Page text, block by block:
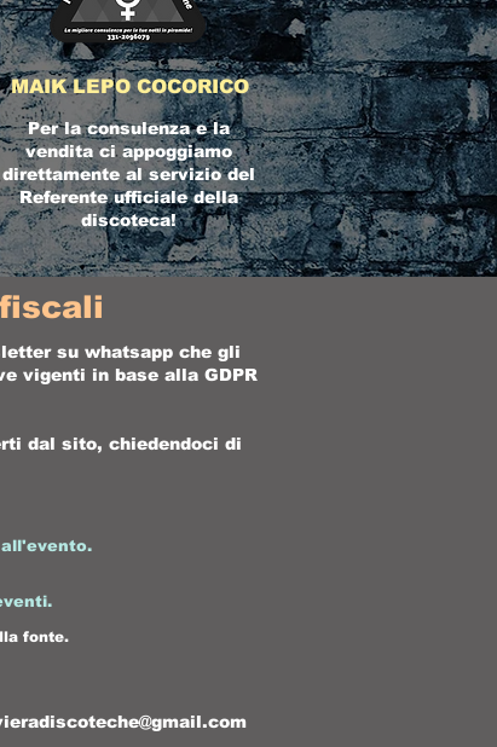
MAIK LEPO COCORICO
Per la consulenza e la
vendita ci appoggiamo
direttamente al servizio del
Referente ufficiale della
discoteca!
su whatsapp che gli
vigenti in base alla GDPR
dal sito, chiedendoci di
fonte.